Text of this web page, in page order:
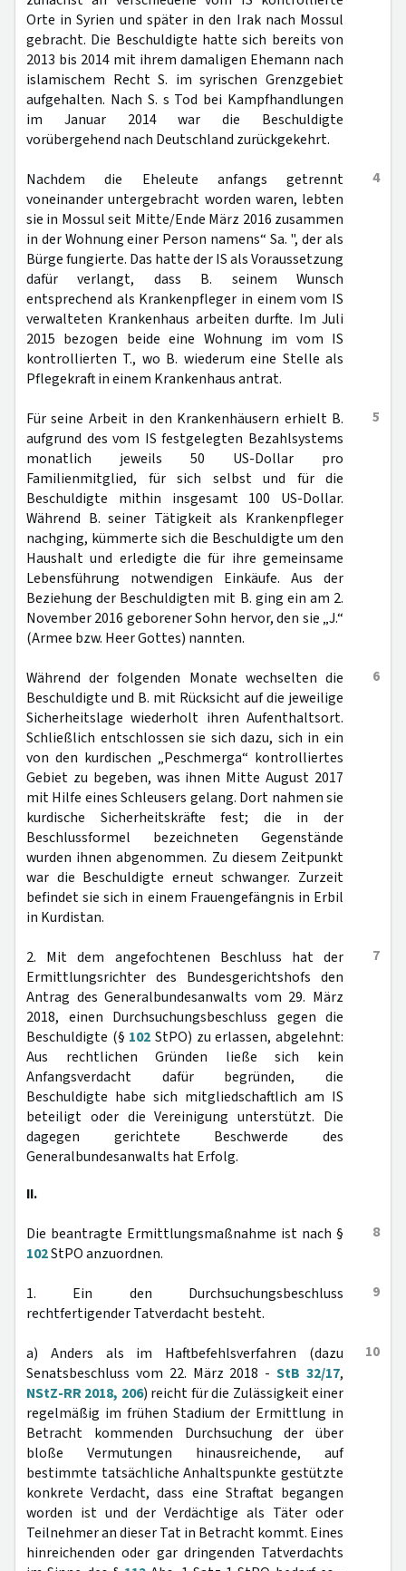
Orte in Syrien und später in den Irak nach Mossul
gebracht. Die Beschuldigte hatte sich bereits von
2013 bis 2014 mit ihrem damaligen Ehemann nach
islamischem Recht S. im syrischen Grenzgebiet
aufgehalten. Nach S. s Tod bei Kampfhandlungen
im Januar 2014 war die Beschuldigte
vorübergehend nach Deutschland zurückgekehrt.
4
Nachdem die Eheleute anfangs getrennt
voneinander untergebracht worden waren, lebten
sie in Mossul seit Mitte/Ende März 2016 zusammen
in der Wohnung einer Person namens“ Sa. ", der als
Bürge fungierte. Das hatte der IS als Voraussetzung
dafür verlangt, dass B. seinem Wunsch
entsprechend als Krankenpfleger in einem vom IS
verwalteten Krankenhaus arbeiten durfte. Im Juli
2015 bezogen beide eine Wohnung im vom IS
kontrollierten T., wo B. wiederum eine Stelle als
Pflegekraft in einem Krankenhaus antrat.
5
Für seine Arbeit in den Krankenhäusern erhielt B.
aufgrund des vom IS festgelegten Bezahlsystems
monatlich jeweils 50 US-Dollar pro
Familienmitglied, für sich selbst und für die
Beschuldigte mithin insgesamt 100 US-Dollar.
Während B. seiner Tätigkeit als Krankenpfleger
nachging, kümmerte sich die Beschuldigte um den
Haushalt und erledigte die für ihre gemeinsame
Lebensführung notwendigen Einkäufe. Aus der
Beziehung der Beschuldigten mit B. ging ein am 2.
November 2016 geborener Sohn hervor, den sie „J.“
(Armee bzw. Heer Gottes) nannten.
6
Während der folgenden Monate wechselten die
Beschuldigte und B. mit Rücksicht auf die jeweilige
Sicherheitslage wiederholt ihren Aufenthaltsort.
Schließlich entschlossen sie sich dazu, sich in ein
von den kurdischen „Peschmerga“ kontrolliertes
Gebiet zu begeben, was ihnen Mitte August 2017
mit Hilfe eines Schleusers gelang. Dort nahmen sie
kurdische Sicherheitskräfte fest; die in der
Beschlussformel bezeichneten Gegenstände
wurden ihnen abgenommen. Zu diesem Zeitpunkt
war die Beschuldigte erneut schwanger. Zurzeit
befindet sie sich in einem Frauengefängnis in Erbil
in Kurdistan.
7
2. Mit dem angefochtenen Beschluss hat der
Ermittlungsrichter des Bundesgerichtshofs den
Antrag des Generalbundesanwalts vom 29. März
2018, einen Durchsuchungsbeschluss gegen die
Beschuldigte (§ 102 StPO) zu erlassen, abgelehnt:
Aus rechtlichen Gründen ließe sich kein
Anfangsverdacht dafür begründen, die
Beschuldigte habe sich mitgliedschaftlich am IS
beteiligt oder die Vereinigung unterstützt. Die
dagegen gerichtete Beschwerde des
Generalbundesanwalts hat Erfolg.
II.
8
Die beantragte Ermittlungsmaßnahme ist nach §
102StPO anzuordnen.
9
1. Ein den Durchsuchungsbeschluss
rechtfertigender Tatverdacht besteht.
10
a) Anders als im Haftbefehlsverfahren (dazu
Senatsbeschluss vom 22. März 2018 -StB 32/17,
NStZ-RR 2018, 206) reicht für die Zulässigkeit einer
regelmäßig im frühen Stadium der Ermittlung in
Betracht kommenden Durchsuchung der über
bloße Vermutungen hinausreichende, auf
bestimmte tatsächliche Anhaltspunkte gestützte
konkrete Verdacht, dass eine Straftat begangen
worden ist und der Verdächtige als Täter oder
Teilnehmer an dieser Tat in Betracht kommt. Eines
hinreichenden oder gar dringenden Tatverdachts